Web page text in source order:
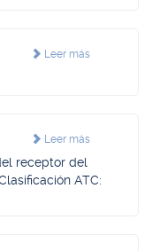
Leer más
Leer más
receptor del
ATC: